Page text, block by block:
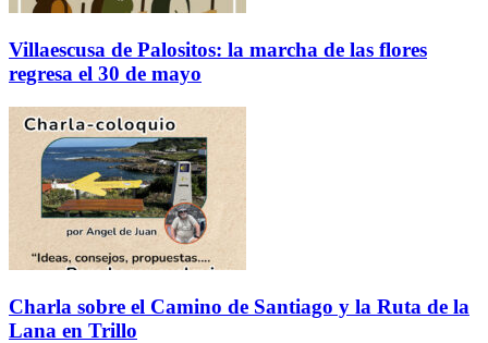
Villaescusa de Palositos: la marcha de las flores
regresa el 30 de mayo
Charla sobre el Camino de Santiago y la Ruta de la
Lana en Trillo